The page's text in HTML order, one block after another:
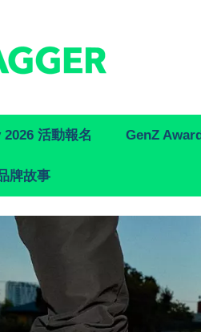
活動報名 GenZ
牌故事